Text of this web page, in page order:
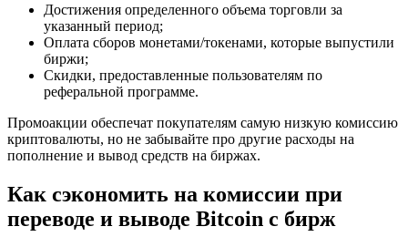
Достижения определенного объема торговли за
указанный период;
Оплата сборов монетами/токенами, которые выпустили
биржи;
Скидки, предоставленные пользователям по
реферальной программе.
Промоакции обеспечат покупателям самую низкую комиссию
криптовалюты, но не забывайте про другие расходы на
пополнение и вывод средств на биржах.
Как сэкономить на комиссии при
переводе и выводе Bitcoin с бирж